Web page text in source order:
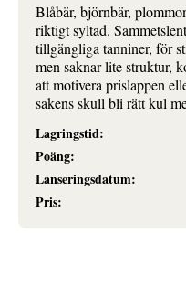
Blåbär, björnbär,
riktigt syltad.
tillgängliga tanniner, för
men saknar lite struktur,
att motivera prislappen
sakens skull bli rätt kul
Lagringstid:
Poäng:
Lanseringsdatum:
Pris: